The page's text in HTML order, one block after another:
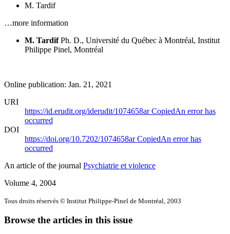
M. Tardif
…more information
M. Tardif Ph. D., Université du Québec à Montréal, Institut
Philippe Pinel, Montréal
Online publication: Jan. 21, 2021
URI
https://id.erudit.org/iderudit/1074658arCopiedAn error has
occurred
DOI
https://doi.org/10.7202/1074658arCopiedAn error has
occurred
An article of the journal Psychiatrie et violence
Volume 4, 2004
Tous droits réservés © Institut Philippe-Pinel de Montréal, 2003
Browse the articles in this issue